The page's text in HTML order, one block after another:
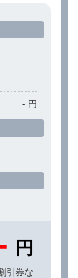
- 円
- 円
引券な